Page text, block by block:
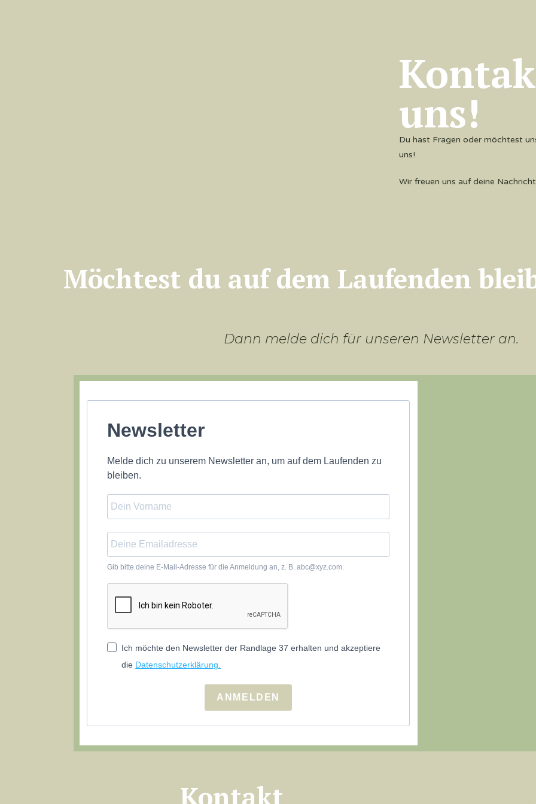
uns!
Du hast Fragen oder möchtest
uns!
Wir freuen uns auf deine
Möchtest du auf dem Laufenden
Dann melde dich für unseren Newsletter an.
Newsletter
Melde dich zu unserem Newsletter an, um auf dem Laufenden zu
bleiben.
Gib bitte deine E-Mail-Adresse für die Anmeldung an, z. B. abc@xyz.com.
Ich möchte den Newsletter der Randlage 37 erhalten und akzeptiere
die Datenschutzerklärung.
ANMELDEN
Kontakt